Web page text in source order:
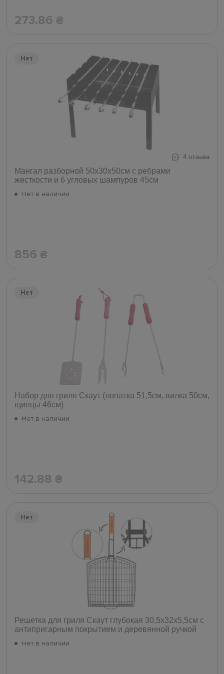
273.86 ₴
Нет
4 отзыва
Мангал разборной 50х30х50см с ребрами
жесткости и 6 угловых шампуров 45см
Нет в наличии
856 ₴
Нет
Набор для гриля Скаут (лопатка 51,5см, вилка 50см,
щипцы 46см)
Нет в наличии
142.88 ₴
Нет
Решетка для гриля Скаут глубокая 30,5х32х5,5см с
антипригарным покрытием и деревянной ручкой
Нет в наличии